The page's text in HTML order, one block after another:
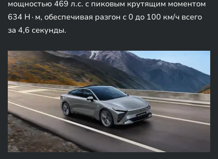
мощностью 469 л.с. с пиковым крутящим моментом
634 Н∙м, обеспечивая разгон с 0 до 100 км/ч всего
за 4,6 секунды.